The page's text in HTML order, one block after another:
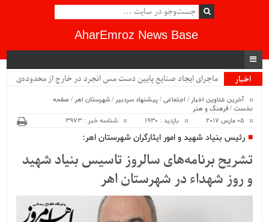
AharEmroz News Base
اخبار
ماجرای ایجاد صنایع پایین دست مس انجرد در خارج از محدوده‌ی
آخرین عناوین اخبار / اجتماعی/پیشنهاد سردبیر /شهرستان اهر /صفحه
نخست/فرهنگ و هنر
05 مارس 2017
بازدید : 1930 شناسه خبر : 3973
رئیس بنیاد شهید و امور ایثارگران شهرستان اهر:
تشریح برنامه‌های سالروز تاسیس بنیاد شهید
و روز شهداء در شهرستان اهر